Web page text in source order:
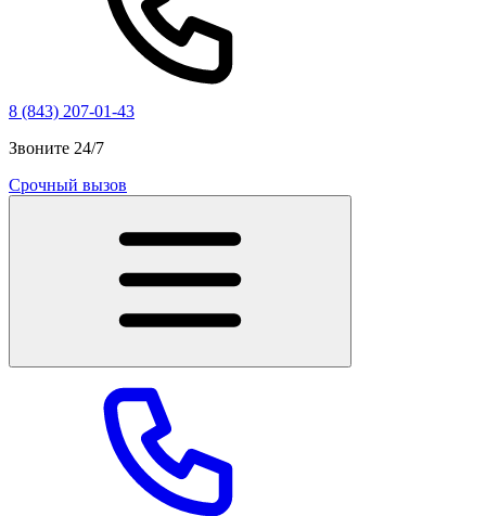
8 (843) 207-01-43
Звоните 24/7
Срочный вызов